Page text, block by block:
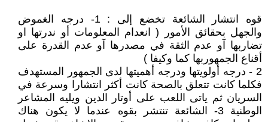
قوه انتشار الشائعة تخضع إلى : 1- درجه الغموض
والجهل بحقائق الأمور ( انعدام المعلومات أو ندرتها او
تضاربها آو عدم الثقة في مصدرها آو عدم القدرة على
أقناع الجمهوربها كما وكيفا )
2 - درجه أولويتها ودرجه أهميتها لدى الجمهور المستهدف
فكلما كانت تتعلق بالصحة كانت أكثر انتشارا وسرعة في
السريان ثم ياتى اللعب على أوتار الدين ويليه المشاعر
الوطنية 3- الشائعة تنتشر بقوه عندما لا يكون هناك